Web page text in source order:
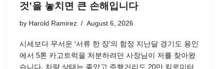
것’을 놓치면 큰 손해입니다
by Harold Ramirez August 6, 2026
시세보다 무서운 ‘서류 한 장’의 함정 지난달 경기도 용인
에서 5톤 카고트럭을 처분하려던 사장님이 저를 찾아왔
습니다. 차량 상태는 좋았고 주행거리도 20만 킬로미터